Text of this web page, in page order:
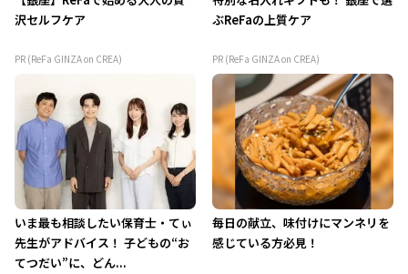
沢セルフケア
PR (ReFa GINZA on CREA)
ぶReFaの上質ケア
PR (ReFa GINZA on CREA)
いま最も相談したい保育士・てぃ
先生がアドバイス！ 子どもの“お
てつだい”に、どん...
毎日の献立、味付けにマンネリを
感じている方必見！